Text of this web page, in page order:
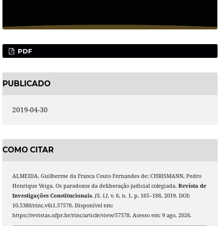
PDF
PUBLICADO
2019-04-30
COMO CITAR
ALMEIDA, Guilherme da Franca Couto Fernandes de; CHRISMANN, Pedro
Henrique Veiga. Os paradoxos da deliberação judicial colegiada. Revista de
Investigações Constitucionais, [S. l.], v. 6, n. 1, p. 165–188, 2019. DOI:
10.5380/rinc.v6i1.57578. Disponível em:
https://revistas.ufpr.br/rinc/article/view/57578. Acesso em: 9 ago. 2026.